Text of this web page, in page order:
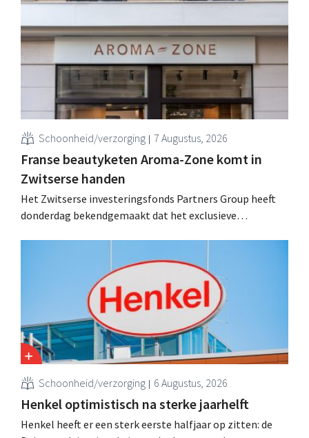
Schoonheid/verzorging 7 Augustus, 2026
Franse beautyketen Aroma-Zone komt in
Zwitserse handen
Het Zwitserse investeringsfonds Partners Group heeft
donderdag bekendgemaakt dat het exclusieve
over te nemen van de holding Eurazeo.
Schoonheid/verzorging 6 Augustus, 2026
Henkel optimistisch na sterke jaarhelft
Henkel heeft er een sterk eerste halfjaar op zitten: de